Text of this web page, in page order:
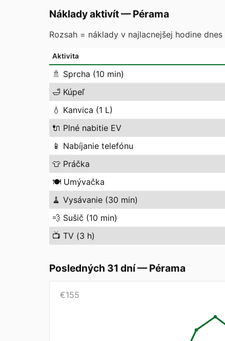
Náklady aktivít—Pérama
Rozsah = náklady v najlacnejšej hodine
Aktivita
🚿 Sprcha (10 min)
🛁 Kúpeľ
💧 Kanvica (1 L)
🔌 Plné nabitie EV
📱 Nabíjanie telefónu
👕 Práčka
🍽️ Umývačka
🧹 Vysávanie (30 min)
💨 Sušič (10 min)
📺 TV (3 h)
Posledných 31 dní—Pérama
€155